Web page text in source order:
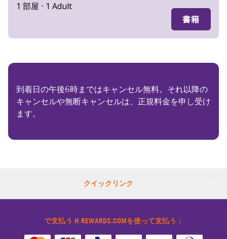
1 部屋 ⋅ 1 Adult
書籍
到着日の午後6時まではキャンセル無料。それ以降の
キャンセルや無断キャンセルは、正規料金を申し受け
ます。
クイックリンク
で支払う H REWARDS.COMを使って支払う：